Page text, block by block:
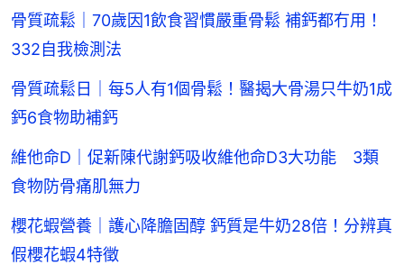
骨質疏鬆｜70歲因1飲食習慣嚴重骨鬆 補鈣都冇用！
332自我檢測法
骨質疏鬆日｜每5人有1個骨鬆！醫揭大骨湯只牛奶1成
鈣6食物助補鈣
維他命D｜促新陳代謝鈣吸收維他命D3大功能 3類
食物防骨痛肌無力
櫻花蝦營養｜護心降膽固醇 鈣質是牛奶28倍！分辨真
假櫻花蝦4特徵